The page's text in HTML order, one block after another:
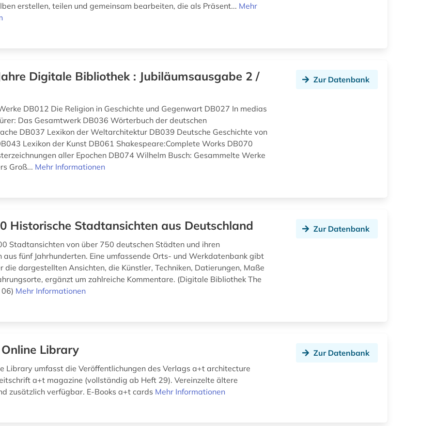
erstellen, teilen und gemeinsam bearbeiten, die als Präsent... Mehr
Digitale Bibliothek : Jubiläumsausgabe 2 /
DB012 Die Religion in Geschichte und Gegenwart DB027 In medias
Das Gesamtwerk DB036 Wörterbuch der deutschen
DB037 Lexikon der Weltarchitektur DB039 Deutsche Geschichte von
Lexikon der Kunst DB061 Shakespeare:Complete Works DB070
aller Epochen DB074 Wilhelm Busch: Gesammelte Werke
Groß... Mehr Informationen
Zur Datenbank
Historische Stadtansichten aus Deutschland
Stadtansichten von über 750 deutschen Städten und ihren
aus fünf Jahrhunderten. Eine umfassende Orts- und Werkdatenbank gibt
die dargestellten Ansichten, die Künstler, Techniken, Datierungen, Maße
ergänzt um zahlreiche Kommentare. (Digitale Bibliothek The
06) Mehr Informationen
Zur Datenbank
Library
Library umfasst die Veröffentlichungen des Verlags a+t architecture
a+t magazine (vollständig ab Heft 29). Vereinzelte ältere
zusätzlich verfügbar. E-Books a+t cards Mehr Informationen
Zur Datenbank